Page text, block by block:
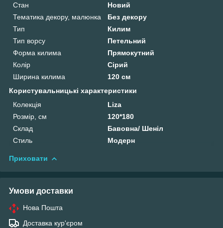
Стан
Новий
Тематика декору, малюнка
Без декору
Тип
Килим
Тип ворсу
Петельний
Форма килима
Прямокутний
Колір
Сірий
Ширина килима
120 см
Користувальницькі характеристики
Колекція
Liza
Розмір, см
120*180
Склад
Бавовна/ Шеніл
Стиль
Модерн
Приховати
Умови доставки
Нова Пошта
Доставка кур'єром